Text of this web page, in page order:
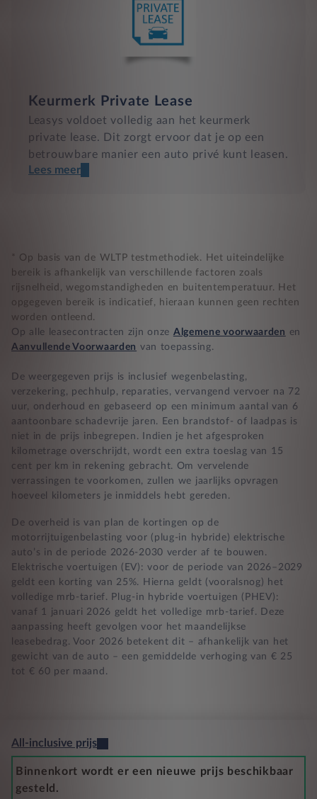
Keurmerk Private Lease
Leasys voldoet volledig aan het keurmerk
private lease. Dit zorgt ervoor dat je op een
betrouwbare manier een auto privé kunt leasen.
Nooit te hoge financiële lasten
BB 14 dagen bedenktijd
Zekerheid bij klachten
Lees meer
* Op basis van de WLTP testmethodiek. Het uiteindelijke
bereik is afhankelijk van verschillende factoren zoals
rijsnelheid, wegomstandigheden en buitentemperatuur. Het
opgegeven bereik is indicatief, hieraan kunnen geen rechten
worden ontleend.
Op alle leasecontracten zijn onze Algemene voorwaarden en
Aanvullende Voorwaarden van toepassing.
De weergegeven prijs is inclusief wegenbelasting,
verzekering, pechhulp, reparaties, vervangend vervoer na 72
uur, onderhoud en gebaseerd op een minimum aantal van 6
aantoonbare schadevrije jaren. Een brandstof- of laadpas is
niet in de prijs inbegrepen. Indien je het afgesproken
kilometrage overschrijdt, wordt een extra toeslag van 15
cent per km in rekening gebracht. Om vervelende
verrassingen te voorkomen, zullen we jaarlijks opvragen
hoeveel kilometers je inmiddels hebt gereden.
De overheid is van plan de kortingen op de
motorrijtuigenbelasting voor (plug-in hybride) elektrische
auto’s in de periode 2026-2030 verder af te bouwen.
Elektrische voertuigen (EV): voor de periode van 2026–2029
geldt een korting van 25%. Hierna geldt (vooralsnog) het
volledige mrb-tarief. Plug-in hybride voertuigen (PHEV):
vanaf 1 januari 2026 geldt het volledige mrb-tarief. Deze
aanpassing heeft gevolgen voor het maandelijkse
leasebedrag. Voor 2026 betekent dit – afhankelijk van het
gewicht van de auto – een gemiddelde verhoging van € 25
tot € 60 per maand.
All-inclusive prijs
Binnenkort wordt er een nieuwe prijs beschikbaar
gesteld.